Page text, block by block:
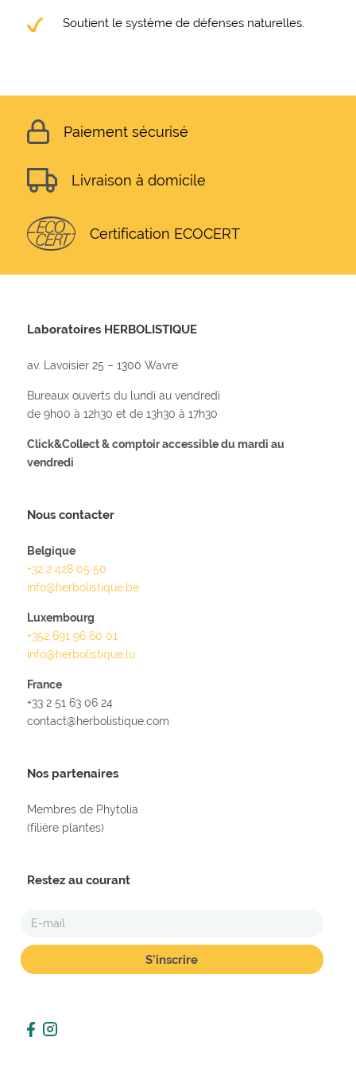
Soutient le système de défenses naturelles.
Paiement sécurisé
Livraison à domicile
Certification ECOCERT
Laboratoires HERBOLISTIQUE
av. Lavoisier 25 – 1300 Wavre
Bureaux ouverts du lundi au vendredi
de 9h00 à 12h30 et de 13h30 à 17h30
Click&Collect & comptoir accessible du mardi au
vendredi
Nous contacter
Belgique
+32 2 428 05 50
info@herbolistique.be
Luxembourg
+352 691 96 60 01
info@herbolistique.lu
France
+33 2 51 63 06 24
contact@herbolistique.com
Nos partenaires
Membres de Phytolia
(filière plantes)
Restez au courant
E-